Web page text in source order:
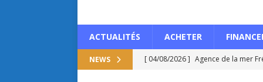
ACTUALITÉS ACHETER
NEWS [ 04/08/2026 ] Agence de la mer